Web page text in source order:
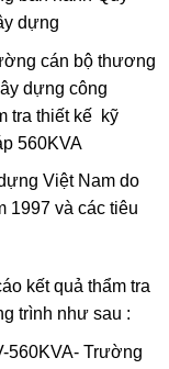
dựng
cán bộ thương
dựng công
tra thiết kế kỹ
560KVA
Việt Nam do
1997 và các tiêu
kết quả thẩm tra
trình như sau :
560KVA- Trường